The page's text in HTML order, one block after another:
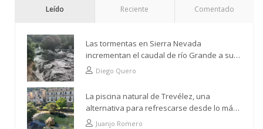
Leído Reciente Comentado
Las tormentas en Sierra Nevada
incrementan el caudal de río Grande a su
paso por Trevélez
Diego Quero
La piscina natural de Trevélez, una
alternativa para refrescarse desde lo más
altoJuanjo Romero